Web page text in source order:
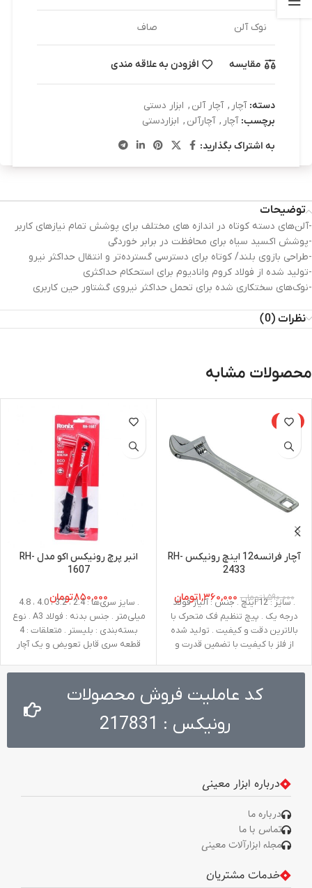
نوک آلن صاف
مقایسه افزودن به علاقه مندی
دسته: آچار , آچار آلن , ابزار دستی
برچسب: آچار , آچارآلن , ابزاردستی
به اشتراک بگذارید:
توضیحات
-آلن‌های دسته کوتاه در اندازه های مختلف برای پوشش تمام نیازهای کاربر
-پوشش اکسید سیاه برای محافظت در برابر خوردگی
-طراحی بازوی بلند/ کوتاه برای دسترسی گسترده‌تر و انتقال حداکثر نیرو
-تولید شده از فولاد کروم وانادیوم برای استحکام حداکثری
-نوک‌های سختکاری شده برای تحمل حداکثر نیروی گشتاور حین کاربری
نظرات (0)
محصولات مشابه
-14%
آچار فرانسه12 اینچ رونیکس RH-
2433
۱,۵۹۰,۰۰۰تومان ۱,۳۶۰,۰۰۰تومان
. سایز : 12 اینچ . جنس : آلیاژ فولاد
درجه یک . پیچ تنظیم فک متحرک با
بالاترین دقت و کیفیت . تولید شده
از فلز با کیفیت با تضمین قدرت و
کارهای متنوع در عین راحتی . دارای
دسته‌ای با مقاومت بالا جهت استفاده
های طولانی مدت
انبر پرچ رونیکس اکو مدل RH-
1607
۸۵۰,۰۰۰تومان
. سایز سری‌ها : 2.4 ، 3.2 ، 4.0 ، 4.8
میلی‌متر . جنس بدنه : فولاد A3 . نوع
بسته‌بندی : بلیستر . متعلقات : 4
قطعه سری قابل تعویض و یک آچار
کد عاملیت فروش محصولات
رونیکس : 217831
درباره ابزار معینی
درباره ما
تماس با ما
مجله ابزارآلات معینی
خدمات مشتریان